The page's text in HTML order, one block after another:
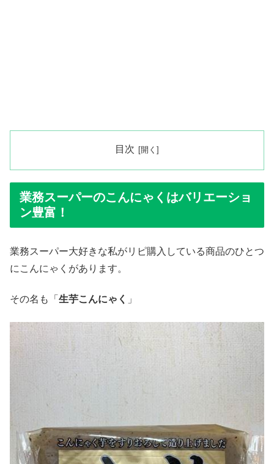
目次
業務スーパーのこんにゃくはバリエーショ
ン豊富！
業務スーパー大好きな私がリピ購入している商品のひとつ
にこんにゃくがあります。
その名も「 生芋こんにゃく 」